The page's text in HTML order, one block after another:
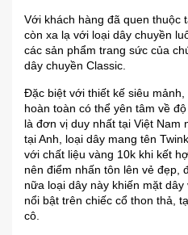
Với khách hàng đã quen thuộc
còn xa lạ với loại dây chuyền
các sản phẩm trang sức của
dây chuyền Classic.
Đặc biệt với thiết kế siêu
hoàn toàn có thể yên tâm về
là đơn vị duy nhất tại Việt Nam
tại Anh, loại dây mang tên
với chất liệu vàng 10k khi kết
nên điểm nhấn tôn lên vẻ đẹp,
nữa loại dây này khiến mặt
nổi bật trên chiếc cổ thon thả,
cô.